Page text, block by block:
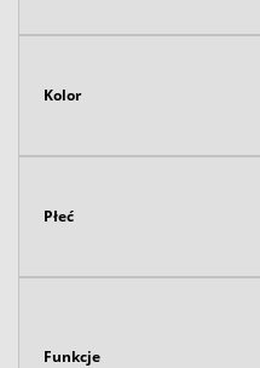
Kolor
Płeć
Funkcje